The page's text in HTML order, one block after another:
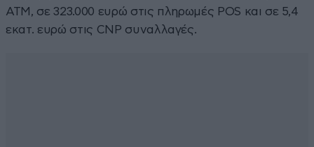
ΑΤΜ, σε 323.000 ευρώ στις πληρωμές POS και σε 5,4
εκατ. ευρώ στις CNP συναλλαγές.